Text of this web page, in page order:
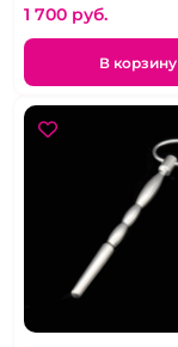
1 700 pуб.
В корзину